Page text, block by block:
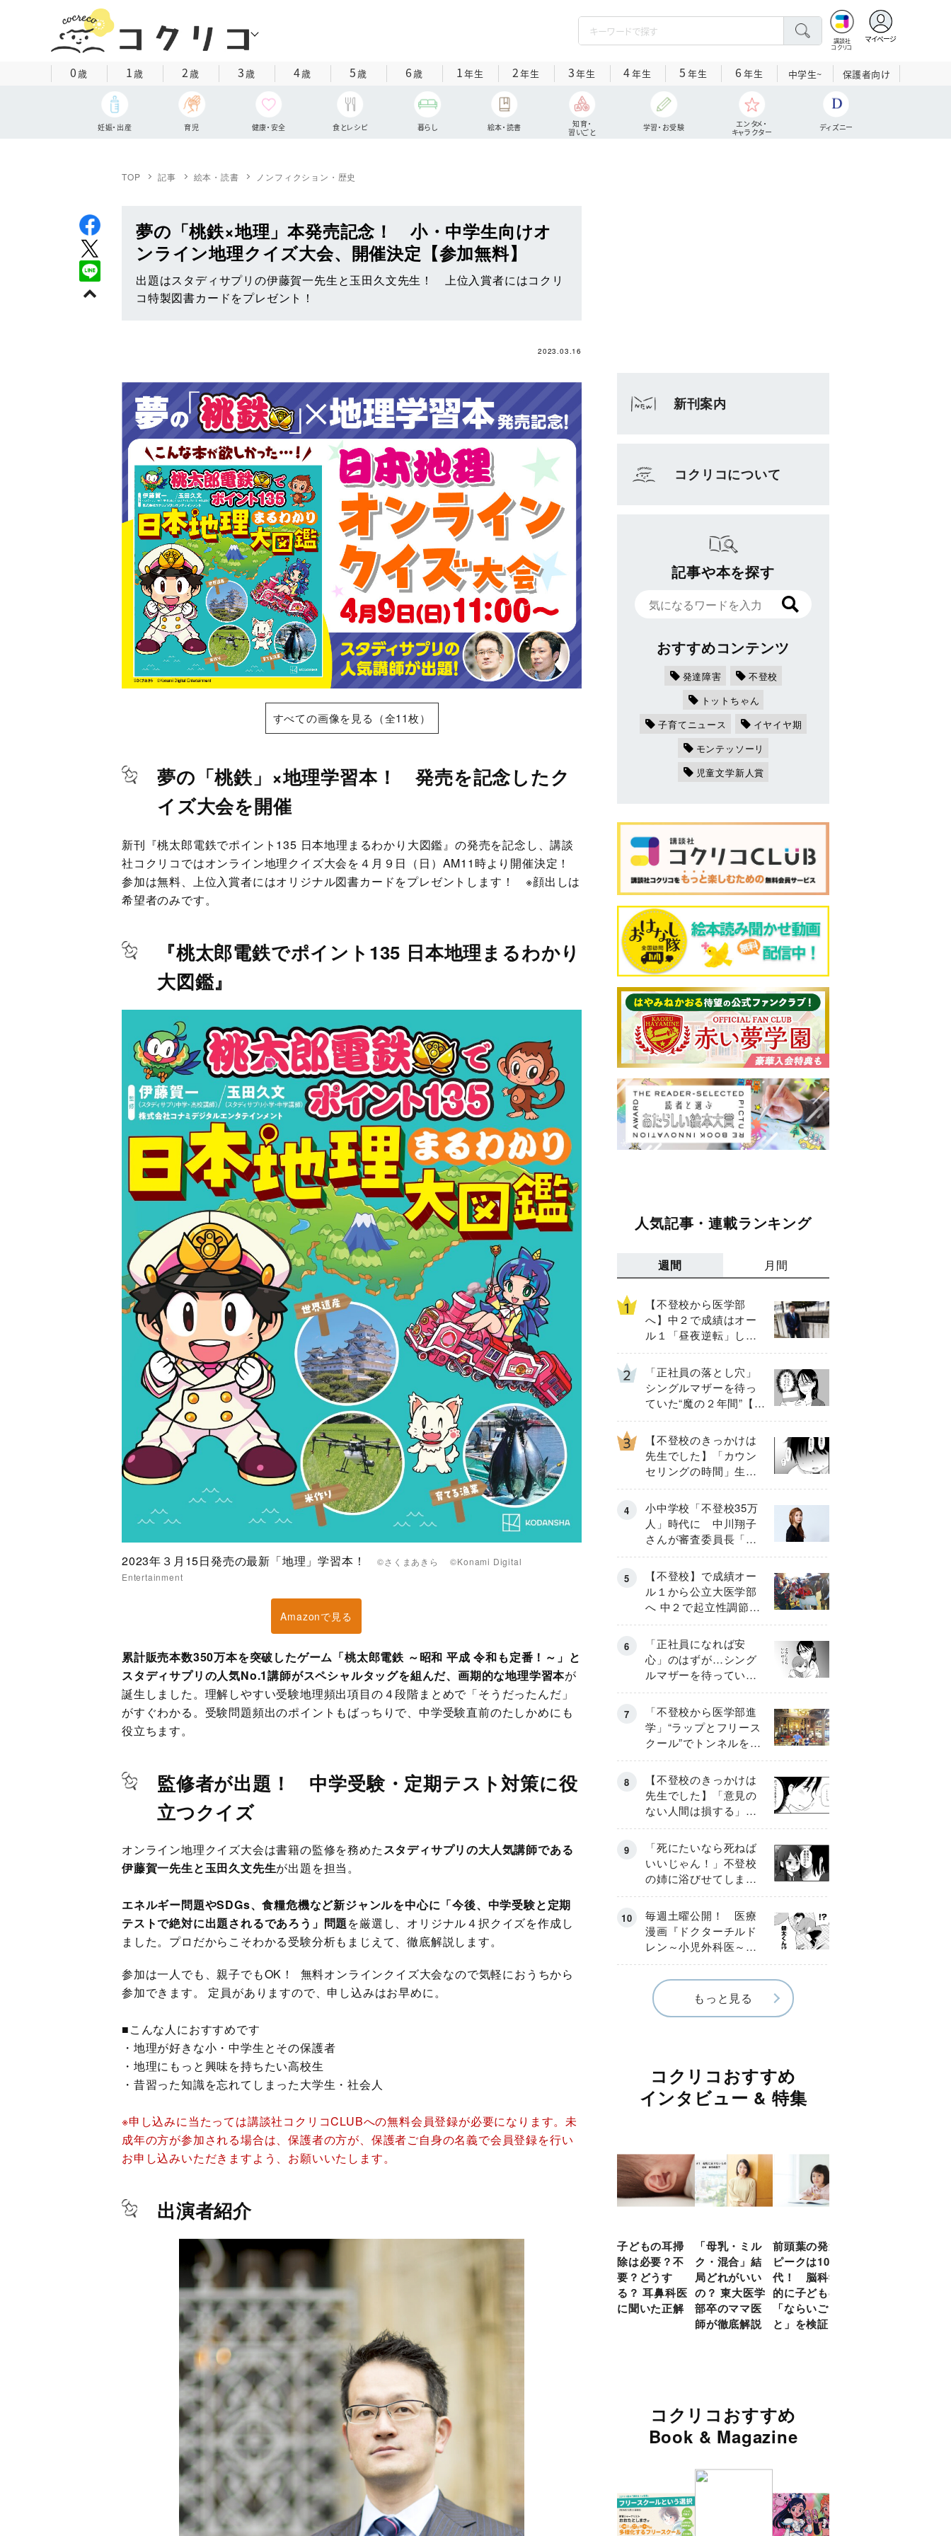
講談社
コクリコ
マイページ
0歳 1歳 2歳 3歳 4歳 5歳 6歳 1年生 2年生 3年生 4年生 5 年生 6 年生 中学生~ 保護者向け
妊娠・出産 育児 健康・安全 食とレシピ 暮らし 絵本・読書
知育・
習いごと
学習・お受験
エンタメ・
キャラクター
ディズニー
TOP 記事 絵本・読書 ノンフィクション・歴史
夢の「桃鉄×地理」本発売記念！ 小・中学生向けオ
ンライン地理クイズ大会、開催決定【参加無料】
出題はスタディサプリの伊藤賀一先生と玉田久文先生！ 上位入賞者にはコクリ
コ特製図書カードをプレゼント！
2023.03.16
すべての画像を見る（全11枚）
夢の「桃鉄」×地理学習本！ 発売を記念したク
イズ大会を開催
新刊『桃太郎電鉄でポイント135 日本地理まるわかり大図鑑』の発売を記念し、講談
社コクリコではオンライン地理クイズ大会を４月９日（日）AM11時より開催決定！
参加は無料、上位入賞者にはオリジナル図書カードをプレゼントします！ ※顔出しは
希望者のみです。
『桃太郎電鉄でポイント135 日本地理まるわかり
大図鑑』
2023年３月15日発売の最新「地理」学習本！©さくまあきら ©Konami Digital
Entertainment
Amazonで見る
累計販売本数350万本を突破したゲーム「桃太郎電鉄 ～昭和 平成 令和も定番！～」と
スタディサプリの人気No.1講師がスペシャルタッグを組んだ、画期的な地理学習本が
誕生しました。理解しやすい受験地理頻出項目の４段階まとめで「そうだったんだ」
がすぐわかる。受験問題頻出のポイントもばっちりで、中学受験直前のたしかめにも
役立ちます。
監修者が出題！ 中学受験・定期テスト対策に役
立つクイズ
オンライン地理クイズ大会は書籍の監修を務めた スタディサプリの大人気講師である
伊藤賀一先生と玉田久文先生が出題を担当。
エネルギー問題やSDGs、食糧危機など新ジャンルを中心に「今後、中学受験と定期
テストで絶対に出題されるであろう」問題を厳選し、オリジナル４択クイズを作成し
ました。プロだからこそわかる受験分析もまじえて、徹底解説します。
参加は一人でも、親子でもOK！ 無料オンラインクイズ大会なので気軽におうちから
参加できます。 定員がありますので、申し込みはお早めに。
■こんな人におすすめです
・地理が好きな小・中学生とその保護者
・地理にもっと興味を持ちたい高校生
・昔習った知識を忘れてしまった大学生・社会人
※申し込みに当たっては講談社コクリコCLUBへの無料会員登録が必要になります。未
成年の⽅が参加される場合は、保護者の⽅が、保護者ご自身の名義で会員登録を⾏い
お申し込みいただきますよう、お願いいたします。
出演者紹介
新刊案内
コクリコについて
記事や本を探す
おすすめコンテンツ
発達障害
不登校
トットちゃん
子育てニュース
イヤイヤ期
モンテッソーリ
児童文学新人賞
人気記事・連載ランキング
週間 月間
【不登校から医学部
へ】中２で成績はオー
ル１「昼夜逆転」した
わが子を”夜遊び”に連れ
出した母の気づき
「正社員の落とし穴」
シングルマザーを待っ
ていた“魔の２年間”【後
編】
【不登校のきっかけは
先生でした】「カウン
セリングの時間」生徒
の情報をバラしたの
は…《第２話》
小中学校「不登校35万
人」時代に 中川翔子
さんが審査委員長「不
登校生動画甲子園
2026」が開催
【不登校】で成績オー
ル１から公立大医学部
へ 中２で起立性調節障
害「治るまで３年」の
診断 そのとき母は
「正社員になれば安
心」のはずが…シング
ルマザーを待ってい
た“魔の２年間”【前編】
「不登校から医学部進
学」“ラップとフリース
クール”でトンネルを脱
して高校受験へ〔元野
球少年の実話〕
【不登校のきっかけは
先生でした】「意見の
ない人間は損する」担
任の一言が苦しみに…
《第１話》
「死にたいなら死ねば
いいじゃん！」不登校
の姉に浴びせてしまっ
た言葉【番外編・後
編】
毎週土曜公開！ 医療
漫画『ドクターチルド
レン～小児外科医～』
【Episode.４】
もっと見る
コクリコおすすめ
インタビュー & 特集
子どもの耳掃
除は必要？不
要？どうす
る？ 耳鼻科医
に聞いた正解
「母乳・ミル
ク・混合」結
局どれがいい
の？ 東大医学
部卒のママ医
師が徹底解説
前頭葉の発達
ピークは10
代！ 脳科学
的に子どもの
「ならいご
と」を検証
コクリコおすすめ
Book & Magazine